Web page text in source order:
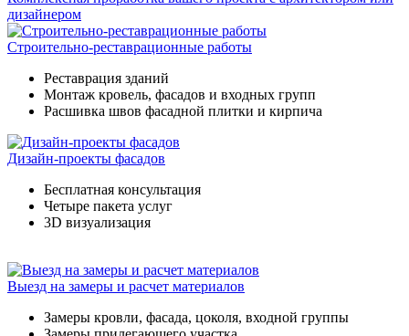
дизайнером
Строительно-реставрационные работы
Реставрация зданий
Монтаж кровель, фасадов и входных групп
Расшивка швов фасадной плитки и кирпича
Дизайн-проекты фасадов
Бесплатная консультация
Четыре пакета услуг
3D визуализация
Выезд на замеры и расчет материалов
Замеры кровли, фасада, цоколя, входной группы